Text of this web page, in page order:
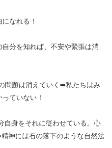
なれる！
分を知れば、不安や緊張は消
問題は消えていく ➡︎私たちはみ
ていない！
自身をそれに従わせている。心
精神には石の落下のような自然法